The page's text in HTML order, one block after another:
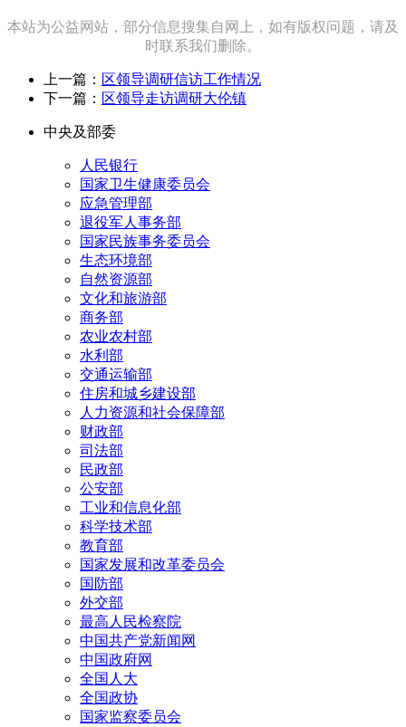
本站为公益网站，部分信息搜集自网上，如有版权问题，请及
时联系我们删除。
上一篇： 区领导调研信访工作情况
下一篇： 区领导走访调研大伦镇
中央及部委
人民银行
国家卫生健康委员会
应急管理部
退役军人事务部
国家民族事务委员会
生态环境部
自然资源部
文化和旅游部
商务部
农业农村部
水利部
交通运输部
住房和城乡建设部
人力资源和社会保障部
财政部
司法部
民政部
公安部
工业和信息化部
科学技术部
教育部
国家发展和改革委员会
国防部
外交部
最高人民检察院
中国共产党新闻网
中国政府网
全国人大
全国政协
国家监察委员会